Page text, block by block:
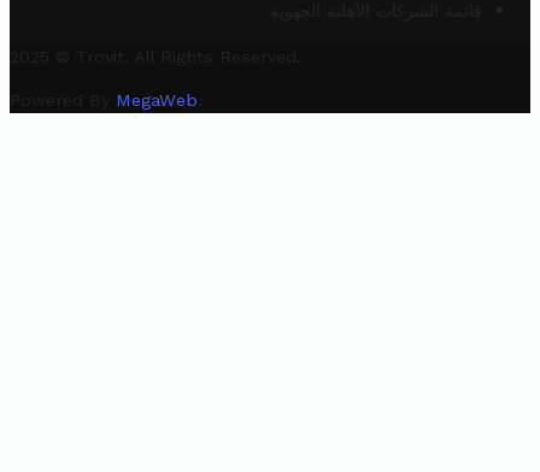
قائمة الشركات الأهلية الجهوية
2025 © Trovit. All Rights Reserved.
Powered By MegaWeb